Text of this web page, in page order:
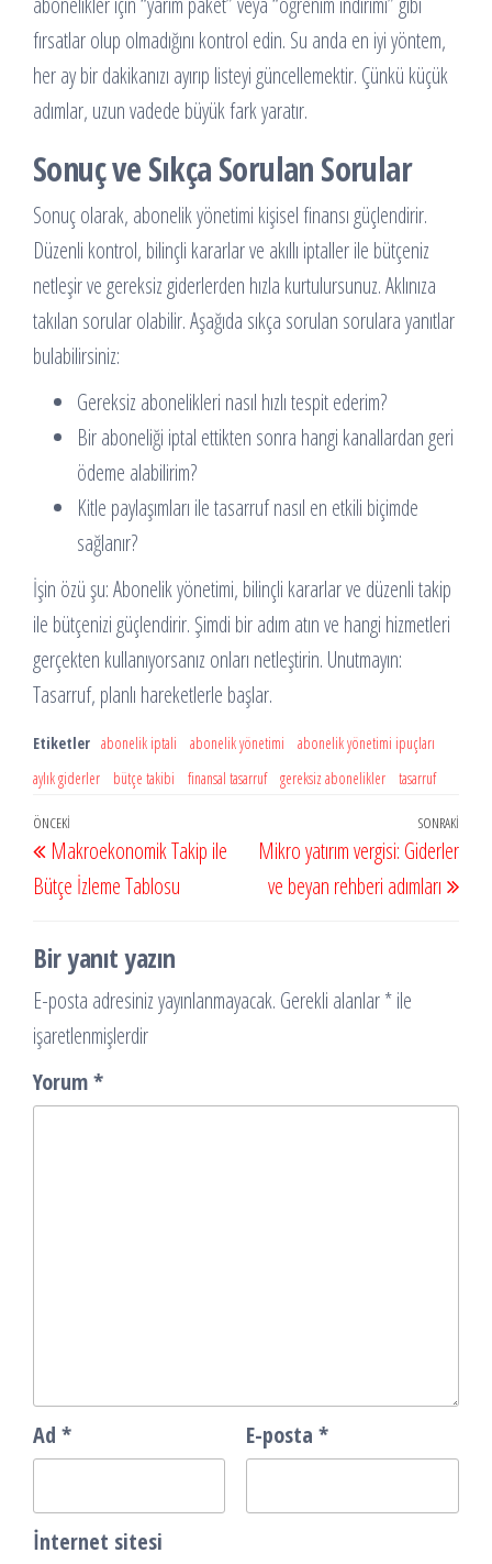
fırsatlar olup olmadığını kontrol edin. Su anda en iyi yöntem,
her ay bir dakikanızı ayırıp listeyi güncellemektir. Çünkü küçük
adımlar, uzun vadede büyük fark yaratır.
Sonuç ve Sıkça Sorulan Sorular
Sonuç olarak, abonelik yönetimi kişisel finansı güçlendirir.
Düzenli kontrol, bilinçli kararlar ve akıllı iptaller ile bütçeniz
netleşir ve gereksiz giderlerden hızla kurtulursunuz. Aklınıza
takılan sorular olabilir. Aşağıda sıkça sorulan sorulara yanıtlar
bulabilirsiniz:
Gereksiz abonelikleri nasıl hızlı tespit ederim?
Bir aboneliği iptal ettikten sonra hangi kanallardan geri
ödeme alabilirim?
Kitle paylaşımları ile tasarruf nasıl en etkili biçimde
sağlanır?
İşin özü şu: Abonelik yönetimi, bilinçli kararlar ve düzenli takip
ile bütçenizi güçlendirir. Şimdi bir adım atın ve hangi hizmetleri
gerçekten kullanıyorsanız onları netleştirin. Unutmayın:
Tasarruf, planlı hareketlerle başlar.
Etiketler abonelik iptali abonelik yönetimi
abonelik yönetimi ipuçları
aylık giderler
bütçe takibi finansal tasarruf gereksiz abonelikler tasarruf
Yazı
gezinmesi
Önceki
Yazı
ÖNCEKI
Makroekonomik Takip ile
Bütçe İzleme Tablosu
SONRAKI
Mikro yatırım vergisi: Giderler
ve beyan rehberi adımları
Bir yanıt yazın
E-posta adresiniz yayınlanmayacak. Gerekli alanlar*ile
işaretlenmişlerdir
Yorum*
Ad * E-posta *
İnternet sitesi